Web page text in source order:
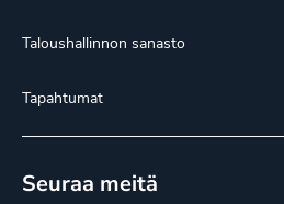
Taloushallinnon sanasto
Tapahtumat
Seuraa meitä